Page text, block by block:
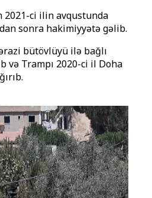
ci ilin avqustunda
sonra hakimiyyətə gəlib.
bütövlüyü ilə bağlı
və Trampı 2020-ci il Doha